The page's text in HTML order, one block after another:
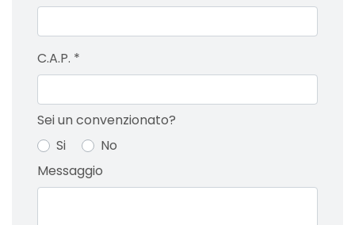
C.A.P. *
Sei un convenzionato?
Si
No
Messaggio